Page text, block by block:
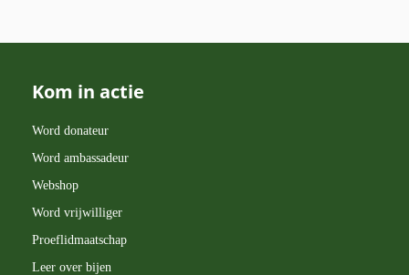
Kom in actie
Word donateur
Word ambassadeur
Webshop
Word vrijwilliger
Proeflidmaatschap
Leer over bijen